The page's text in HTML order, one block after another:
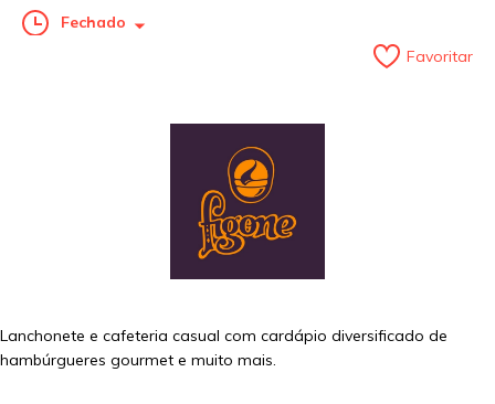
Fechado
Favoritar
Lanchonete e cafeteria casual com cardápio diversificado de
hambúrgueres gourmet e muito mais.